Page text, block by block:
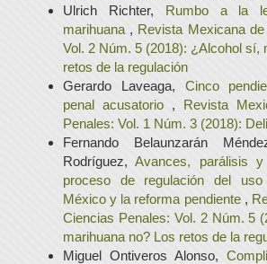
Ulrich Richter, Rumbo a la
marihuana , Revista Mexicana
Vol. 2 Núm. 5 (2018): ¿Alcohol sí,
retos de la regulación
Gerardo Laveaga, Cinco
penal acusatorio , Revista
Penales: Vol. 1 Núm. 3 (2018):
Fernando Belaunzarán
Rodríguez,Avances, parálisis
proceso de regulación del
México y la reforma pendiente ,
Ciencias Penales: Vol. 2 Núm. 5
marihuana no? Los retos de la
Miguel Ontiveros Alonso,